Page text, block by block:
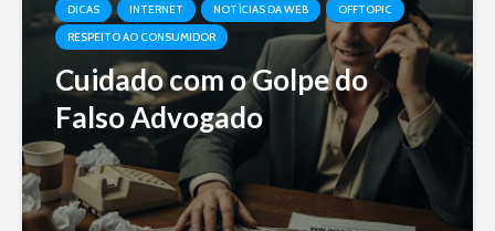
DICAS INTERNET NOTÍCIAS DA WEB
OFFTOPIC
RESPEITO AO CONSUMIDOR
Cuidado com o Golpe do
Falso Advogado